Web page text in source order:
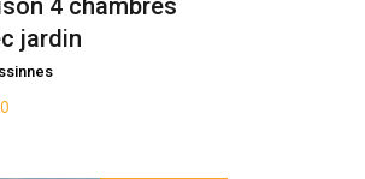
jardin